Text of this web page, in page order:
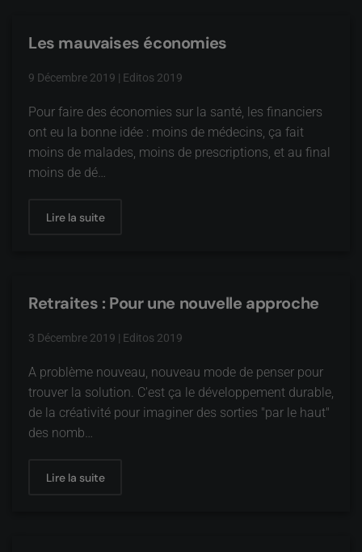
Les mauvaises économies
9 Décembre 2019 | Editos 2019
Pour faire des économies sur la santé, les financiers
ont eu la bonne idée : moins de médecins, ça fait
moins de malades, moins de prescriptions, et au final
moins de dé…
Lire la suite
Retraites : Pour une nouvelle approche
3 Décembre 2019 | Editos 2019
A problème nouveau, nouveau mode de penser pour
trouver la solution. C'est ça le développement durable,
de la créativité pour imaginer des sorties "par le haut"
des nomb…
Lire la suite